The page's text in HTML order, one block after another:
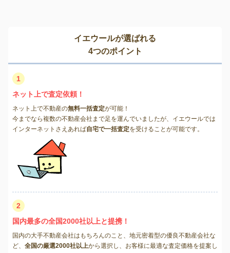
イエウールが選ばれる
4つのポイント
1
ネット上で査定依頼！
ネット上で不動産の無料一括査定が可能！
今までなら複数の不動産会社まで足を運んでいましたが、イエウールでは
インターネットさえあれば自宅で一括査定を受けることが可能です。
2
国内最多の全国2000社以上と提携！
国内の大手不動産会社はもちろんのこと、地元密着型の優良不動産会社な
ど、 全国の厳選2000社以上から選択し、お客様に最適な査定価格を提案し